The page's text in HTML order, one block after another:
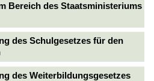
Bereich des Staatsministeriums
des Schulgesetzes für den
des Weiterbildungsgesetzes